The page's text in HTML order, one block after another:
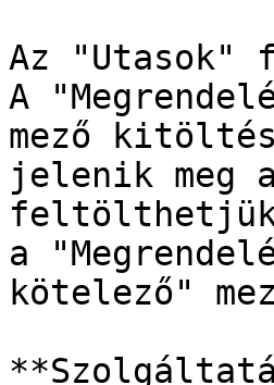
Az "Utasok"
A
mező
jelenik meg
feltölthetjük
a
kötelező"